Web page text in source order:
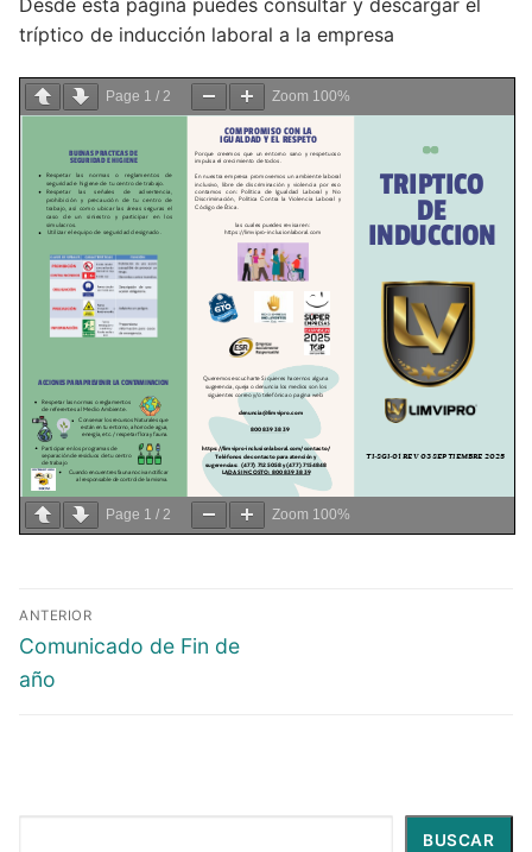
Desde esta página puedes consultar y descargar el
tríptico de inducción laboral a la empresa
Page 1 / 2 Zoom 100%
Page 1 / 2 Zoom 100%
ANTERIOR
Comunicado de Fin de
año
BUSCAR